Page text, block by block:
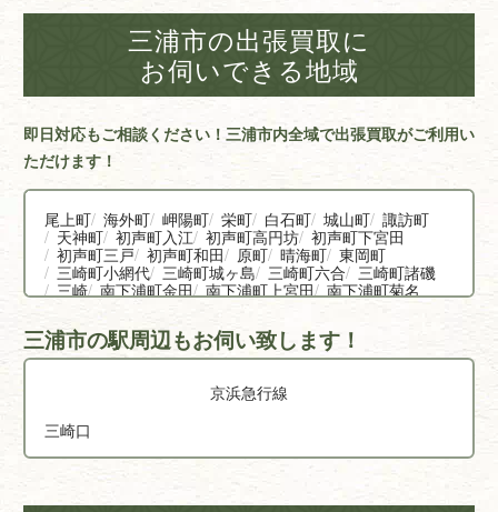
三浦市の出張買取に
お伺いできる地域
即日対応もご相談ください！三浦市内全域で出張買取がご利用い
ただけます！
尾上町 海外町 岬陽町 栄町 白石町 城山町 諏訪町
天神町 初声町入江 初声町高円坊 初声町下宮田
初声町三戸 初声町和田 原町 晴海町 東岡町
三崎町小網代
三崎町城ヶ島 三崎町六合
三崎町諸磯
三崎 南下浦町金田 南下浦町上宮田
南下浦町菊名
南下浦町松輪
三浦市の駅周辺もお伺い致します！
京浜急行線
三崎口